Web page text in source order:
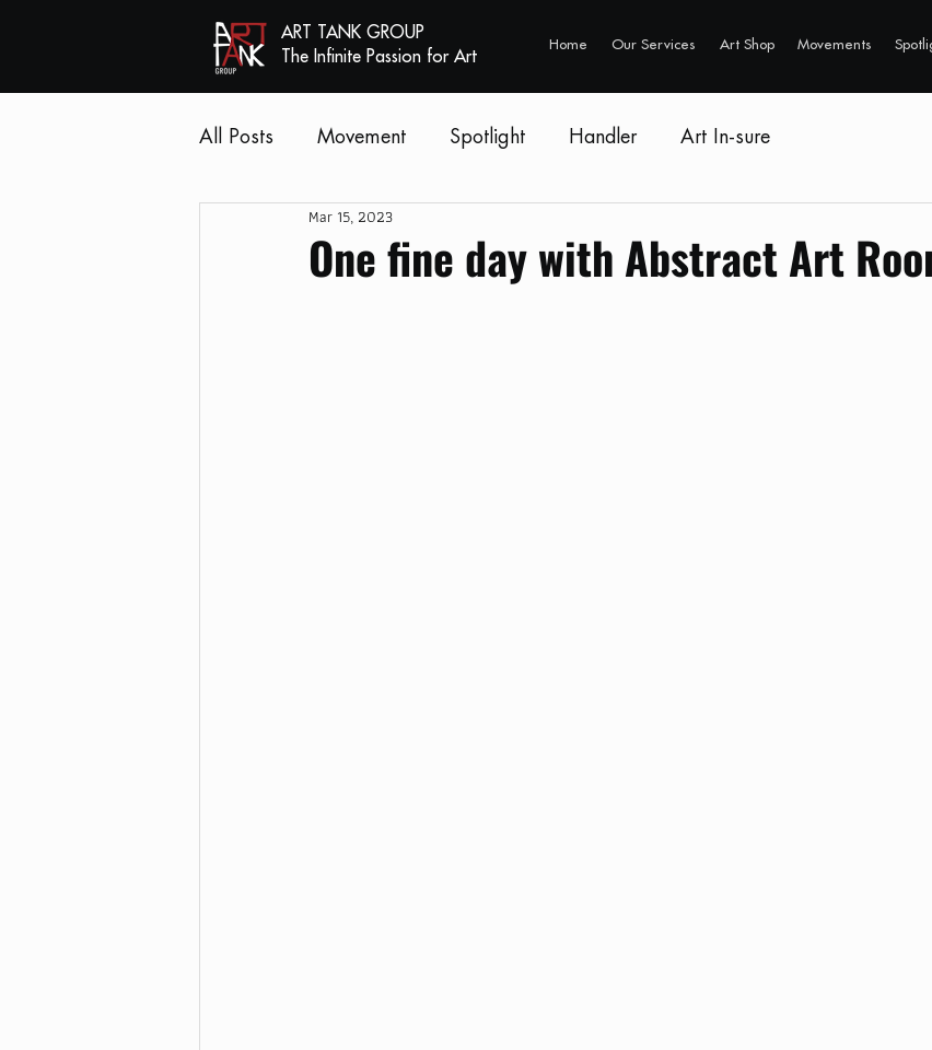
ART TANK GROUP
The Infinite Passion for Art
Home Our Services Art Shop Movements
All Posts Movement Spotlight Handler Art In-sure
One fine day with Abstract Art
Mar 15, 2023